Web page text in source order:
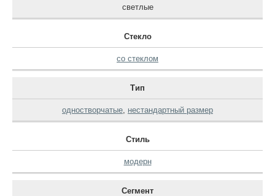
светлые
Стекло
со стеклом
Тип
одностворчатые нестандартный размер
Стиль
модерн
Сегмент